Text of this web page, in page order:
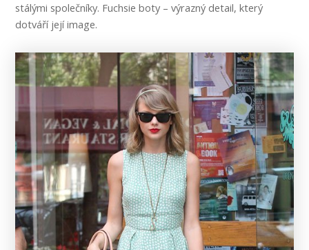
stálými společníky. Fuchsie boty – výrazný detail, který
dotváří její image.